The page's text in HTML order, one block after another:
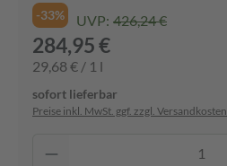
-33% UVP: 426,24 €
284,95 €
29,68 € / 1 l
sofort lieferbar
Preise inkl. MwSt. ggf. zzgl. Versandkosten